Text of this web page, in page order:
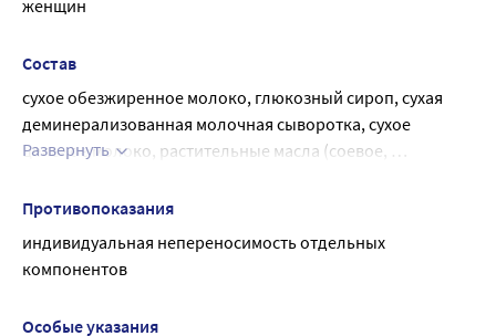
женщин
Состав
сухое обезжиренное молоко, глюкозный сироп, сухая
деминерализованная молочная сыворотка, сухое
цельное молоко, растительные масла (соевое,
вещества (кальция фосфат, магния хлорид, натрия
сульфат, цинка сульфат, меди сульфат, марганца хлорид,
Развернуть
Противопоказания
индивидуальная непереносимость отдельных
компонентов
Особые указания